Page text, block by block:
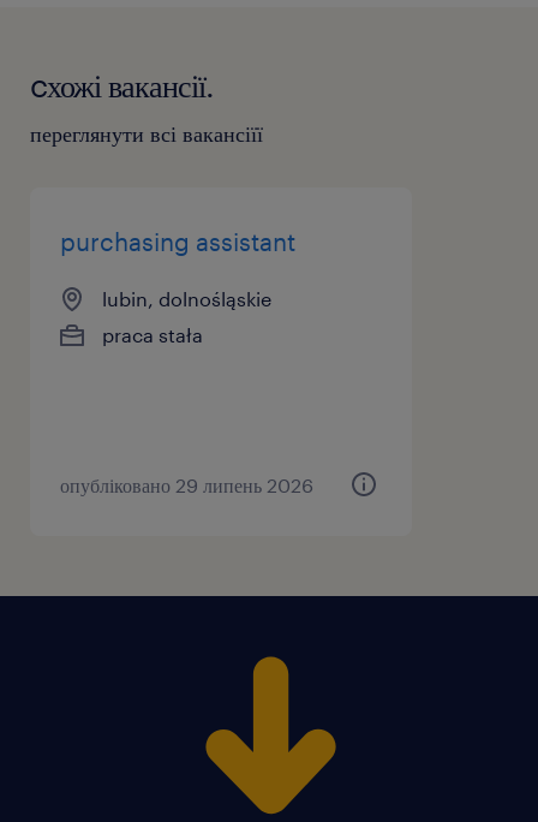
cхожі вакансії.
переглянути всі вакансіїї
purchasing assistant
lubin, dolnośląskie
praca stała
опубліковано 29 липень 2026